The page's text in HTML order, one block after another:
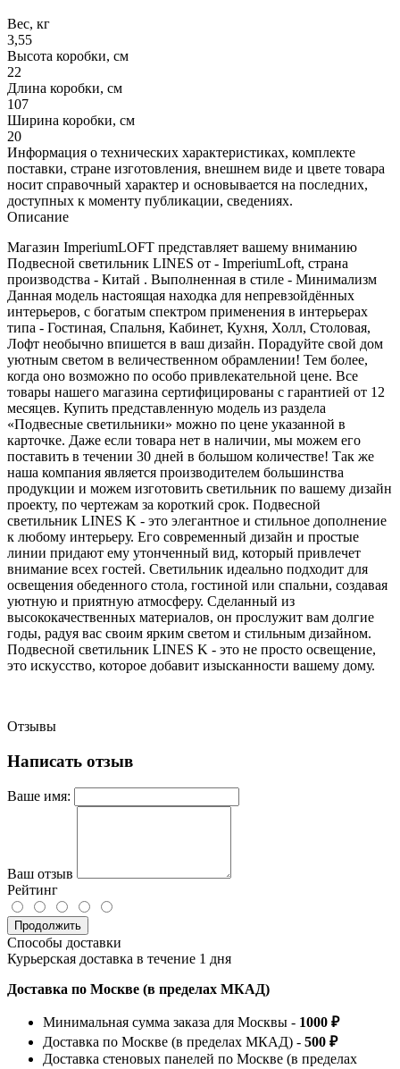
Вес, кг
3,55
Высота коробки, см
22
Длина коробки, см
107
Ширина коробки, см
20
Информация о технических характеристиках, комплекте
поставки, стране изготовления, внешнем виде и цвете товара
носит справочный характер и основывается на последних,
доступных к моменту публикации, сведениях.
Описание
Магазин ImperiumLOFT представляет вашему вниманию
Подвесной светильник LINES от - ImperiumLoft, страна
производства - Китай . Выполненная в стиле - Минимализм
Данная модель настоящая находка для непревзойдённых
интерьеров, с богатым спектром применения в интерьерах
типа - Гостиная, Спальня, Кабинет, Кухня, Холл, Столовая,
Лофт необычно впишется в ваш дизайн. Порадуйте свой дом
уютным светом в величественном обрамлении! Тем более,
когда оно возможно по особо привлекательной цене. Все
товары нашего магазина сертифицированы с гарантией от 12
месяцев. Купить представленную модель из раздела
«Подвесные светильники» можно по цене указанной в
карточке. Даже если товара нет в наличии, мы можем его
поставить в течении 30 дней в большом количестве! Так же
наша компания является производителем большинства
продукции и можем изготовить светильник по вашему дизайн
проекту, по чертежам за короткий срок. Подвесной
светильник LINES K - это элегантное и стильное дополнение
к любому интерьеру. Его современный дизайн и простые
линии придают ему утонченный вид, который привлечет
внимание всех гостей. Светильник идеально подходит для
освещения обеденного стола, гостиной или спальни, создавая
уютную и приятную атмосферу. Сделанный из
высококачественных материалов, он прослужит вам долгие
годы, радуя вас своим ярким светом и стильным дизайном.
Подвесной светильник LINES K - это не просто освещение,
это искусство, которое добавит изысканности вашему дому.
Отзывы
Написать отзыв
Ваше имя:
Ваш отзыв
Рейтинг
Продолжить
Способы доставки
Курьерская доставка в течение 1 дня
Доставка по Москве (в пределах МКАД)
Минимальная сумма заказа для Москвы - 1000 ₽
Доставка по Москве (в пределах МКАД) - 500 ₽
Доставка стеновых панелей по Москве (в пределах